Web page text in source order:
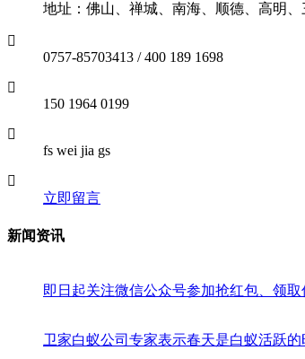
地址：佛山、禅城、南海、顺德、高明
0757-85703413 / 400 189 1698
150 1964 0199
fs wei jia gs
立即留言
新闻资讯
即日起关注微信公众号参加抢红包、领取
卫家白蚁公司专家表示春天是白蚁活跃的